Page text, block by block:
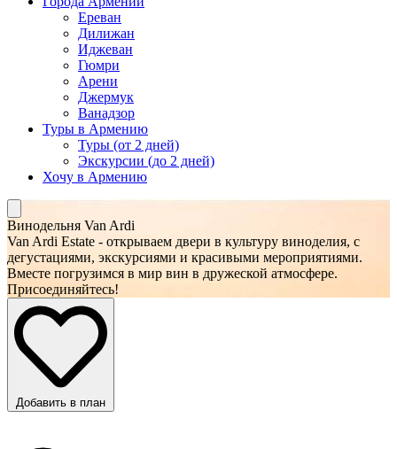
Ереван
Дилижан
Иджеван
Гюмри
Арени
Джермук
Ванадзор
Туры в Армению
Туры (от 2 дней)
Экскурсии (до 2 дней)
Хочу в Армению
Винодельня Van Ardi
Van Ardi Estate - открываем двери в культуру виноделия, с
дегустациями, экскурсиями и красивыми мероприятиями.
Вместе погрузимся в мир вин в дружеской атмосфере.
Присоединяйтесь!
Добавить в план